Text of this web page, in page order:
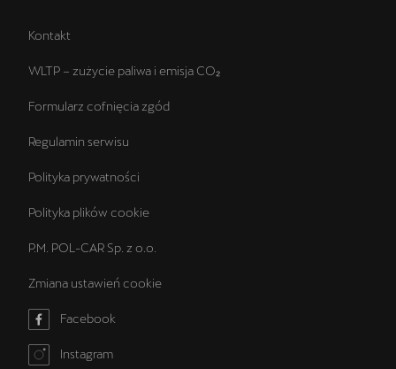
Kontakt
WLTP – zużycie paliwa i emisja CO₂
Formularz cofnięcia zgód
Regulamin serwisu
Polityka prywatności
Polityka plików cookie
P.M. POL-CAR Sp. z o.o.
Zmiana ustawień cookie
Facebook
Instagram